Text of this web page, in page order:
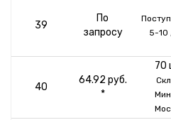
39
По
запросу
5-10
40
64.92 руб.
*
70